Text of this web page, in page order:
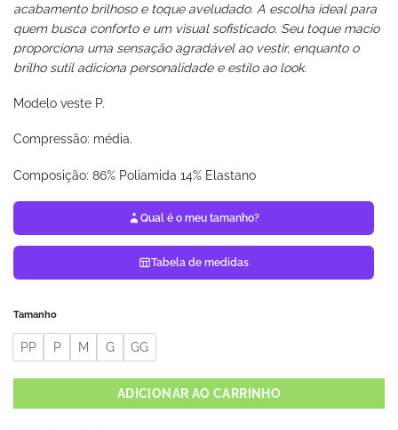
acabamento brilhoso e toque aveludado. A escolha ideal para
quem busca conforto e um visual sofisticado. Seu toque macio
proporciona uma sensação agradável ao vestir, enquanto o
brilho sutil adiciona personalidade e estilo ao look.
Modelo veste P.
Compressão: média.
Composição: 86% Poliamida 14% Elastano
Qual é o meu tamanho?
Tabela de medidas
Tamanho
PP P M G GG
ADICIONAR AO CARRINHO